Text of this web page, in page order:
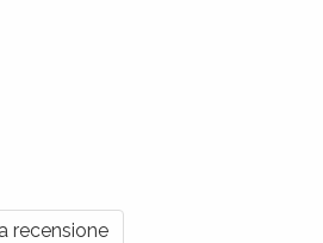
recensione